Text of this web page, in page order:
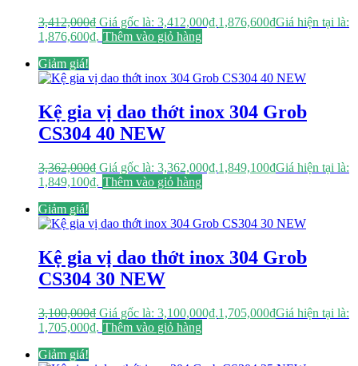
3,412,000₫ Giá gốc là: 3,412,000₫.1,876,600₫Giá hiện tại là:
1,876,600₫. Thêm vào giỏ hàng
Giảm giá!
Kệ gia vị dao thớt inox 304 Grob
CS304 40 NEW
3,362,000₫ Giá gốc là: 3,362,000₫.1,849,100₫Giá hiện tại là:
1,849,100₫. Thêm vào giỏ hàng
Giảm giá!
Kệ gia vị dao thớt inox 304 Grob
CS304 30 NEW
3,100,000₫ Giá gốc là: 3,100,000₫.1,705,000₫Giá hiện tại là:
1,705,000₫. Thêm vào giỏ hàng
Giảm giá!